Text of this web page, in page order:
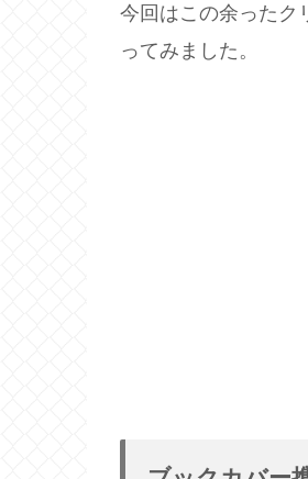
今回はこの余ったク
ってみました。